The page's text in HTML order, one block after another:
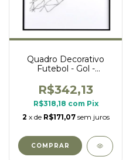
Quadro Decorativo
Futebol - Gol -
R$342,13
R$318,18 com Pix
2 x de R$171,07 sem juros
COMPRAR